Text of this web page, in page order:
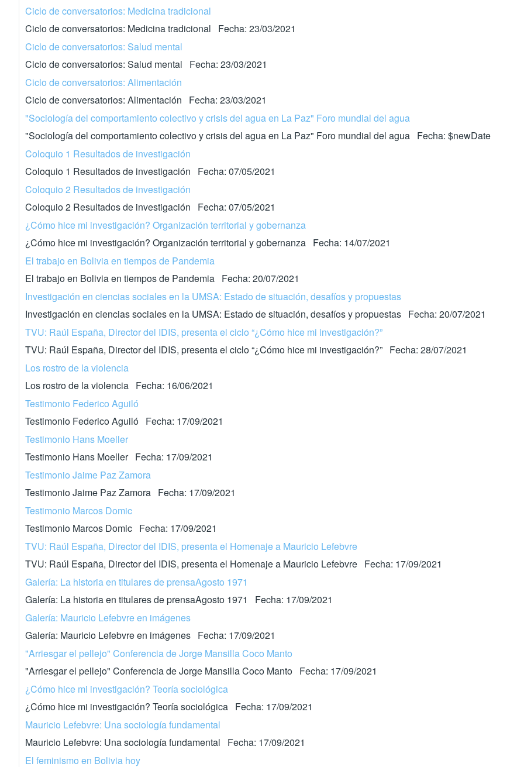
Ciclo de conversatorios: Medicina tradicional
Ciclo de conversatorios: Medicina tradicional Fecha: 23/03/2021
Ciclo de conversatorios: Salud mental
Ciclo de conversatorios: Salud mental Fecha: 23/03/2021
Ciclo de conversatorios: Alimentación
Ciclo de conversatorios: Alimentación Fecha: 23/03/2021
"Sociología del comportamiento colectivo y crisis del agua en La Paz" Foro mundial del agua
"Sociología del comportamiento colectivo y crisis del agua en La Paz" Foro mundial del agua Fecha: $newDate
Coloquio 1 Resultados de investigación
Coloquio 1 Resultados de investigación Fecha: 07/05/2021
Coloquio 2 Resultados de investigación
Coloquio 2 Resultados de investigación Fecha: 07/05/2021
¿Cómo hice mi investigación? Organización territorial y gobernanza
¿Cómo hice mi investigación? Organización territorial y gobernanza Fecha: 14/07/2021
El trabajo en Bolivia en tiempos de Pandemia
El trabajo en Bolivia en tiempos de Pandemia Fecha: 20/07/2021
Investigación en ciencias sociales en la UMSA: Estado de situación, desafíos y propuestas
Investigación en ciencias sociales en la UMSA: Estado de situación, desafíos y propuestas Fecha: 20/07/2021
TVU: Raúl España, Director del IDIS, presenta el ciclo “¿Cómo hice mi investigación?”
TVU: Raúl España, Director del IDIS, presenta el ciclo “¿Cómo hice mi investigación?” Fecha: 28/07/2021
Los rostro de la violencia
Los rostro de la violencia Fecha: 16/06/2021
Testimonio Federico Aguiló
Testimonio Federico Aguiló Fecha: 17/09/2021
Testimonio Hans Moeller
Testimonio Hans Moeller Fecha: 17/09/2021
Testimonio Jaime Paz Zamora
Testimonio Jaime Paz Zamora Fecha: 17/09/2021
Testimonio Marcos Domic
Testimonio Marcos Domic Fecha: 17/09/2021
TVU: Raúl España, Director del IDIS, presenta el Homenaje a Mauricio Lefebvre
TVU: Raúl España, Director del IDIS, presenta el Homenaje a Mauricio Lefebvre Fecha: 17/09/2021
Galería: La historia en titulares de prensaAgosto 1971
Galería: La historia en titulares de prensaAgosto 1971 Fecha: 17/09/2021
Galería: Mauricio Lefebvre en imágenes
Galería: Mauricio Lefebvre en imágenes Fecha: 17/09/2021
"Arriesgar el pellejo" Conferencia de Jorge Mansilla Coco Manto
"Arriesgar el pellejo" Conferencia de Jorge Mansilla Coco Manto Fecha: 17/09/2021
¿Cómo hice mi investigación? Teoría sociológica
¿Cómo hice mi investigación? Teoría sociológica Fecha: 17/09/2021
Mauricio Lefebvre: Una sociología fundamental
Mauricio Lefebvre: Una sociología fundamental Fecha: 17/09/2021
El feminismo en Bolivia hoy